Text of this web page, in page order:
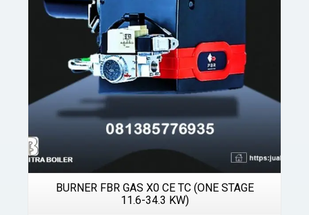
BURNER FBR GAS X0 CE TC (ONE STAGE
11.6-34.3 KW)